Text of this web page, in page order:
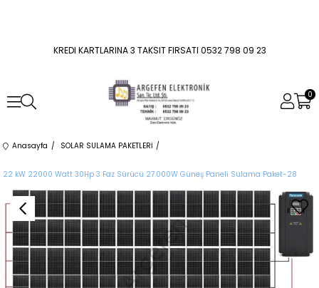
KREDI KARTLARINA 3 TAKSIT FIRSATI 0532 798 09 23
0
Anasayfa SOLAR SULAMA PAKETLERİ
22 kW 22000 Watt 30Hp 3 Faz Sürücü 27.000W Güneş Paneli Sulama Paket-28